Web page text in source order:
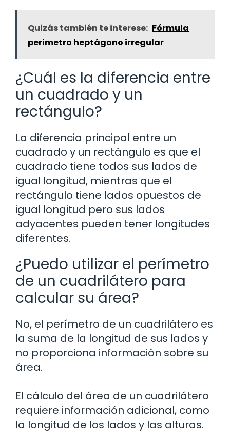
Quizás también te interese: Fórmula
perimetro heptágono irregular
¿Cuál es la diferencia entre
un cuadrado y un
rectángulo?
La diferencia principal entre un
cuadrado y un rectángulo es que el
cuadrado tiene todos sus lados de
igual longitud, mientras que el
rectángulo tiene lados opuestos de
igual longitud pero sus lados
adyacentes pueden tener longitudes
diferentes.
¿Puedo utilizar el perímetro
de un cuadrilátero para
calcular su área?
No, el perímetro de un cuadrilátero es
la suma de la longitud de sus lados y
no proporciona información sobre su
área.
El cálculo del área de un cuadrilátero
requiere información adicional, como
la longitud de los lados y las alturas.